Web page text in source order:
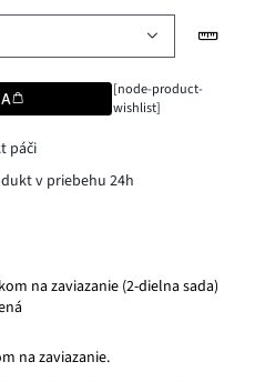
[node-product-
wishlist]
páči
v priebehu 24h
na zaviazanie (2-dielna sada)
na zaviazanie.